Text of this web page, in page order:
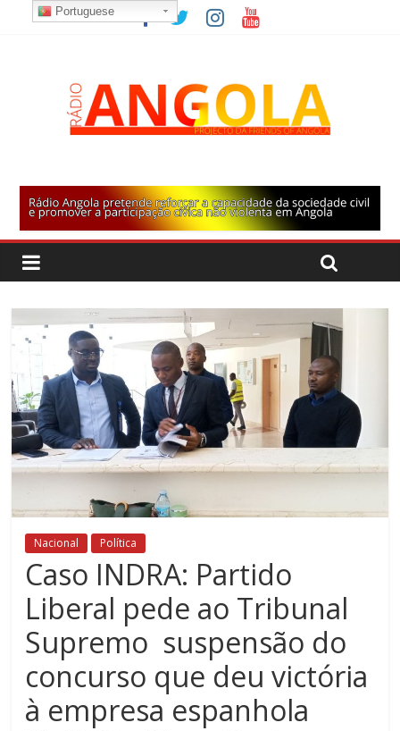
Nacional Política
Caso INDRA: Partido
Liberal pede ao Tribunal
Supremo suspensão do
concurso que deu victória
à empresa espanhola
Portuguese